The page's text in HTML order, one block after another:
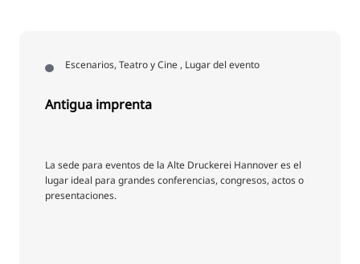
Escenarios, Teatro y Cine , Lugar del evento
Antigua imprenta
La sede para eventos de la Alte Druckerei Hannover es el
lugar ideal para grandes conferencias, congresos, actos o
presentaciones.